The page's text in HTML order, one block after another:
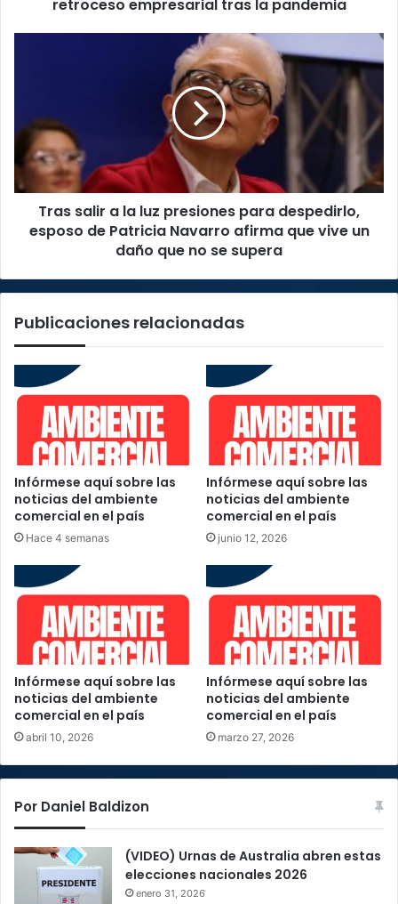
retroceso empresarial tras la pandemia
presiones
para
despedirlo,
esposo
Patricia
que
un
se
supera
Tras salir a la luz presiones para despedirlo,
esposo de Patricia Navarro afirma que vive un
daño que no se supera
Publicaciones relacionadas
Infórmese aquí sobre las
noticias del ambiente
comercial en el país
Hace 4 semanas
Infórmese aquí sobre las
noticias del ambiente
comercial en el país
junio 12, 2026
Infórmese aquí sobre las
noticias del ambiente
comercial en el país
abril 10, 2026
Infórmese aquí sobre las
noticias del ambiente
comercial en el país
marzo 27, 2026
Por Daniel Baldizon
(VIDEO) Urnas de Australia abren estas
elecciones nacionales 2026
enero 31, 2026